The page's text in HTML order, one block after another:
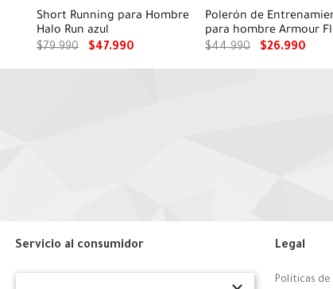
Short Running para Hombre
Halo Run azul
$79.990 $47.990
Polerón de
para hombre Armour
graphic hoodie Café
$44.990 $26.990
Servicio al consumidor Legal
Políticas de